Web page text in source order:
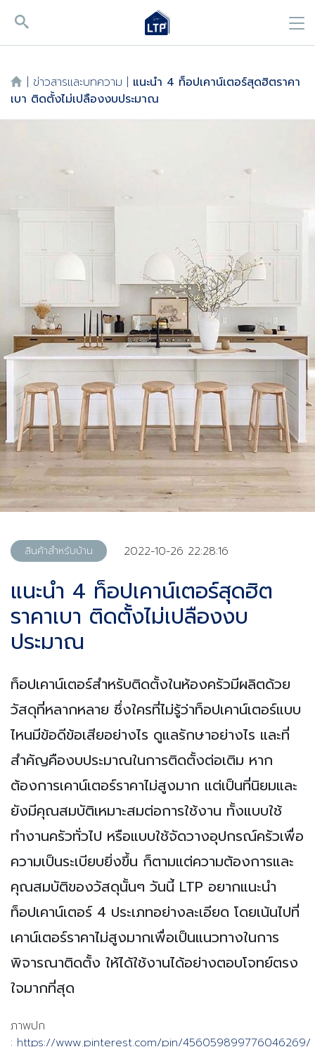
| ข่าวสารและบทความ | แนะนำ 4 ท็อปเคาน์เตอร์สุดฮิตราคา
เบา ติดตั้งไม่เปลืองงบประมาณ
สินค้าสำหรับบ้าน 2022-10-26 22:28:16
แนะนำ 4 ท็อปเคาน์เตอร์สุดฮิต
ราคาเบา ติดตั้งไม่เปลืองงบ
ประมาณ
ท็อปเคาน์เตอร์สำหรับติดตั้งในห้องครัวมีผลิตด้วย
วัสดุที่หลากหลาย ซึ่งใครที่ไม่รู้ว่าท็อปเคาน์เตอร์แบบ
ไหนมีข้อดีข้อเสียอย่างไร ดูแลรักษาอย่างไร และที่
สำคัญคืองบประมาณในการติดตั้งต่อเติม หาก
ต้องการเคาน์เตอร์ราคาไม่สูงมาก แต่เป็นที่นิยมและ
ยังมีคุณสมบัติเหมาะสมต่อการใช้งาน ทั้งแบบใช้
ทำงานครัวทั่วไป หรือแบบใช้จัดวางอุปกรณ์ครัวเพื่อ
ความเป็นระเบียบยิ่งขึ้น ก็ตามแต่ความต้องการและ
คุณสมบัติของวัสดุนั้นๆ วันนี้ LTP อยากแนะนำ
ท็อปเคาน์เตอร์ 4 ประเภทอย่างละเอียด โดยเน้นไปที่
เคาน์เตอร์ราคาไม่สูงมากเพื่อเป็นแนวทางในการ
พิจารณาติดตั้ง ให้ได้ใช้งานได้อย่างตอบโจทย์ตรง
ใจมากที่สุด
ภาพปก
: https://www.pinterest.com/pin/456059899776046269/